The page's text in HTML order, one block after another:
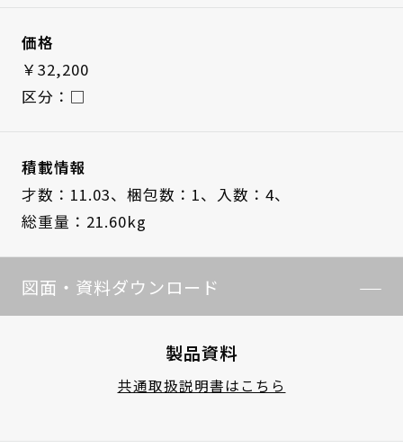
価格
￥32,200
区分：□
積載情報
才数：11.03、 梱包数：1、 入数：4、
総重量：21.60kg
図面・資料ダウンロード
製品資料
共通取扱説明書はこちら